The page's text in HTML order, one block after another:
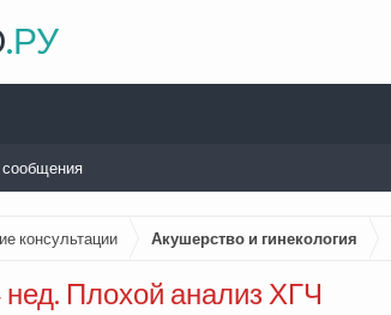
консультации Акушерство и гинекология
Плохой анализ ХГЧ
.РУ